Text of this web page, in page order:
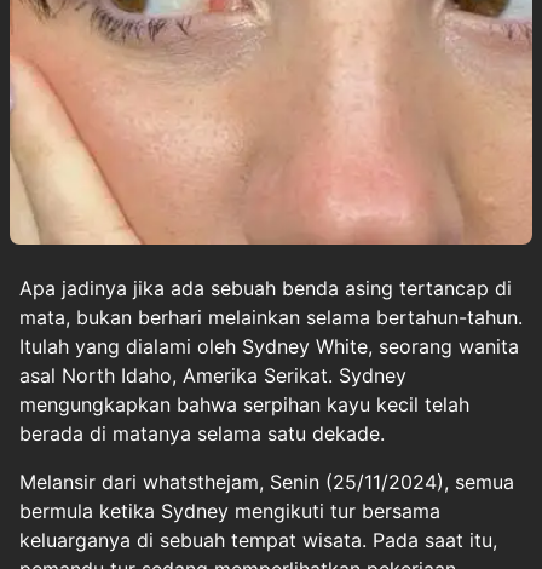
Apa jadinya jika ada sebuah benda asing tertancap di
mata, bukan berhari melainkan selama bertahun-tahun.
Itulah yang dialami oleh Sydney White, seorang wanita
asal North Idaho, Amerika Serikat. Sydney
mengungkapkan bahwa serpihan kayu kecil telah
berada di matanya selama satu dekade.
Melansir dari whatsthejam, Senin (25/11/2024), semua
bermula ketika Sydney mengikuti tur bersama
keluarganya di sebuah tempat wisata. Pada saat itu,